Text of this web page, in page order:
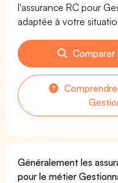
l'assurance RC pour
adaptée à votre
Comparer
Généralement les
pour le métier